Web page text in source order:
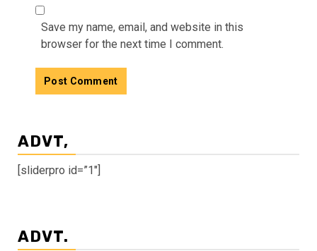
Save my name, email, and website in this
browser for the next time I comment.
ADVT,
[sliderpro id=”1″]
ADVT.